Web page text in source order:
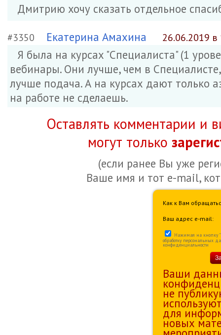
Дмитрию хочу сказать отдельное
#3350 Екатерина Амахина 26.06.2019 в
Я была на курсах "Специалиста" (1
вебинары. Они лучше, чем в
лучше подача. А на курсах дают только
на работе не сделаешь.
Оставлять комментарии и
могут только
(если ранее Вы уже
Ваше имя и тот e-mail,
Как к Вам
Ваш адрес e-mail:
Нажимая на кнопку
обработку персональных
конфиденциальности
Ваши
не
для
новых